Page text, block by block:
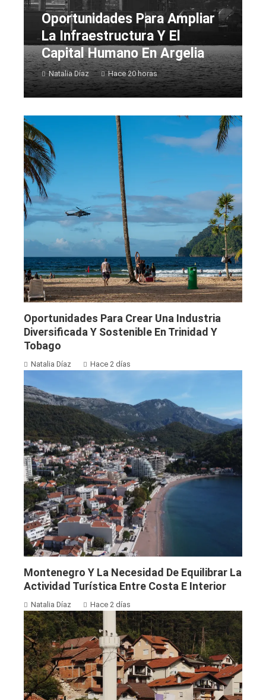
Oportunidades Para Ampliar
La Infraestructura Y El
Capital Humano En Argelia
Natalia Díaz Hace 20 horas
Oportunidades Para Crear Una Industria
Diversificada Y Sostenible En Trinidad Y
Tobago
Natalia Díaz Hace 2 días
Montenegro Y La Necesidad De Equilibrar La
Actividad Turística Entre Costa E Interior
Natalia Díaz Hace 2 días